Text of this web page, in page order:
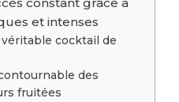
et intenses
cocktail de
des
fruitées